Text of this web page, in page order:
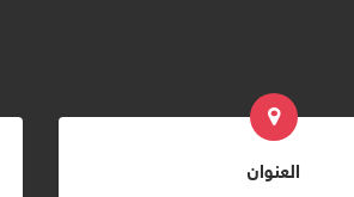
العنوان